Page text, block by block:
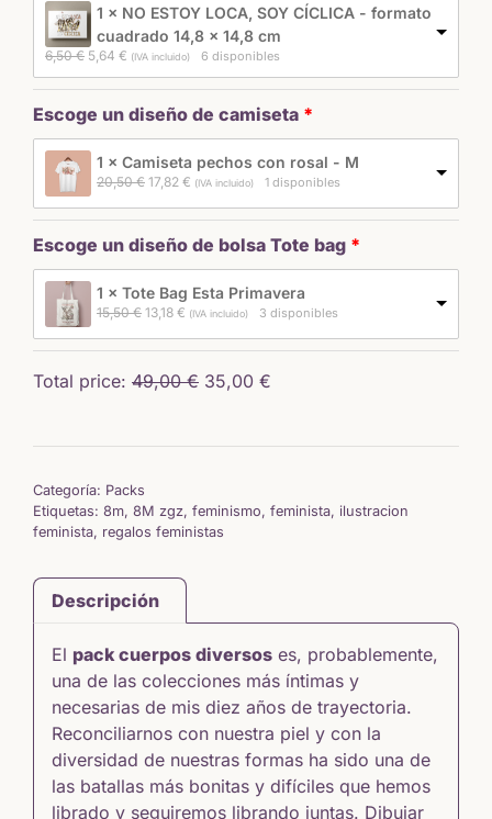
1 × NO ESTOY LOCA, SOY CÍCLICA - formato
cuadrado 14,8 x 14,8 cm
6,50 € El
original
6,50 €.
5,64 € El
actual
es:
5,64 €.
(IVA incluido) 6 disponibles
Escoge un diseño de camiseta
1 × Camiseta pechos con rosal - M
20,50 € El
20,50 €.
17,82 € El
17,82 €.
(IVA incluido) 1 disponibles
Escoge un diseño de bolsa Tote bag
1 × Tote Bag Esta Primavera
15,50 € El
15,50 €.
13,18 € El
13,18 €.
(IVA incluido) 3 disponibles
Total price: 49,00€ 35,00 €
Categoría: Packs
Etiquetas: 8m, 8M zgz, feminismo, feminista, ilustracion
feminista, regalos feministas
Descripción
El pack cuerpos diversos es, probablemente,
una de las colecciones más íntimas y
necesarias de mis diez años de trayectoria.
Reconciliarnos con nuestra piel y con la
diversidad de nuestras formas ha sido una de
las batallas más bonitas y difíciles que hemos
librado y seguiremos librando juntas. Dibujar